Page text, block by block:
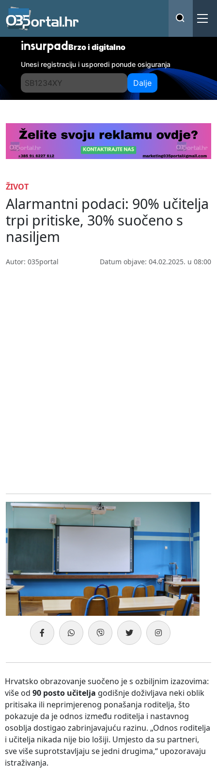
insurpadBrzo i digitalno
Unesi registraciju i usporedi ponude osiguranja
Dalje
ŽIVOT
Alarmantni podaci: 90% učitelja
trpi pritiske, 30% suočeno s
nasiljem
Autor: 035portal Datum objave: 04.02.2025. u 08:00
Hrvatsko obrazovanje suočeno je s ozbiljnim izazovima:
više od 90 posto učitelja godišnje doživljava neki oblik
pritisaka ili neprimjerenog ponašanja roditelja, što
pokazuje da je odnos između roditelja i nastavnog
osoblja dostigao zabrinjavajuću razinu. „Odnos roditelja
i učitelja nikada nije bio lošiji. Umjesto da su partneri,
sve više suprotstavljaju se jedni drugima,“ upozoravaju
istraživanja.